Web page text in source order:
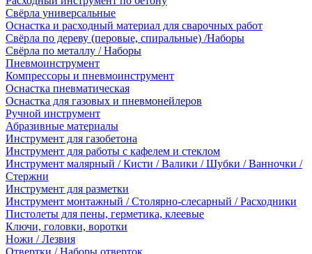
Свёрла универсальные
Оснастка и расходный материал для сварочных работ
Свёрла по дереву (перовые, спиральные) /Наборы
Свёрла по металлу / Наборы
Пневмоинструмент
Компрессоры и пневмоинструмент
Оснастка пневматическая
Оснастка для газовых и пневмонейлеров
Ручной инструмент
Абразивные материалы
Инструмент для газобетона
Инструмент для работы с кафелем и стеклом
Инструмент малярный / Кисти / Валики / Шубки / Ванночки /
Стержни
Инструмент для разметки
Инструмент монтажный / Столярно-слесарный / Расходники
Пистолеты для пены, герметика, клеевые
Ключи, головки, воротки
Ножи / Лезвия
Отвертки / Наборы отверток